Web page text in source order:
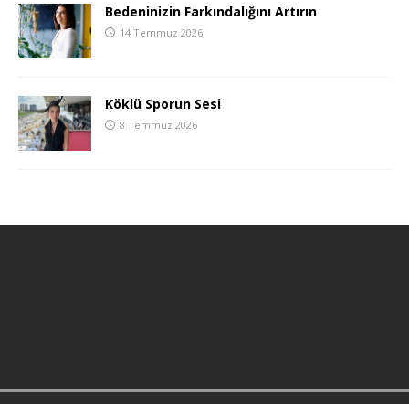
Bedeninizin Farkındalığını Artırın
14 Temmuz 2026
Köklü Sporun Sesi
8 Temmuz 2026